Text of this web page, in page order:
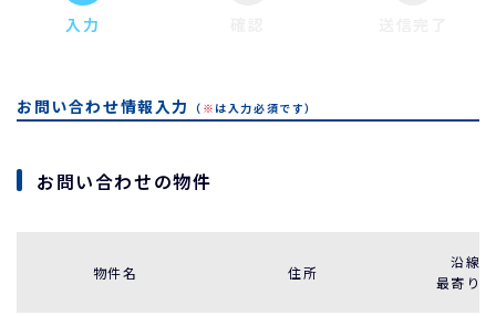
入力
お問い合わせ情報入力 （ ※ は入力必須です）
お問い合わせの物件
物件名 住所
沿線
最寄り駅